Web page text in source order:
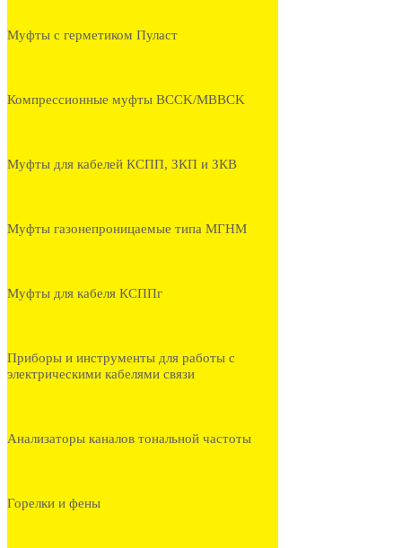
Муфты с герметиком Пуласт
Компрессионные муфты BCCK/MBBCK
Муфты для кабелей КСПП, ЗКП и ЗКВ
Муфты газонепроницаемые типа МГНМ
Муфты для кабеля КСППг
Приборы и инструменты для работы с
электрическими кабелями связи
Анализаторы каналов тональной частоты
Горелки и фены